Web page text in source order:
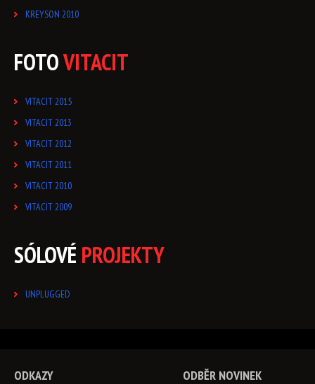
KREYSON 2010
FOTOVITACIT
VITACIT 2015
VITACIT 2013
VITACIT 2012
VITACIT 2011
VITACIT 2010
VITACIT 2009
SÓLOVÉ PROJEKTY
UNPLUGGED
ODKAZY ODBĚR NOVINEK